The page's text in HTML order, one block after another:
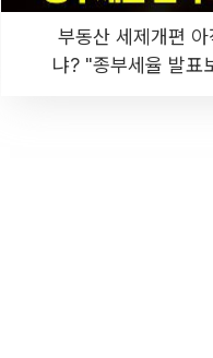
부동산 세제개편
냐? "종부세율 발표